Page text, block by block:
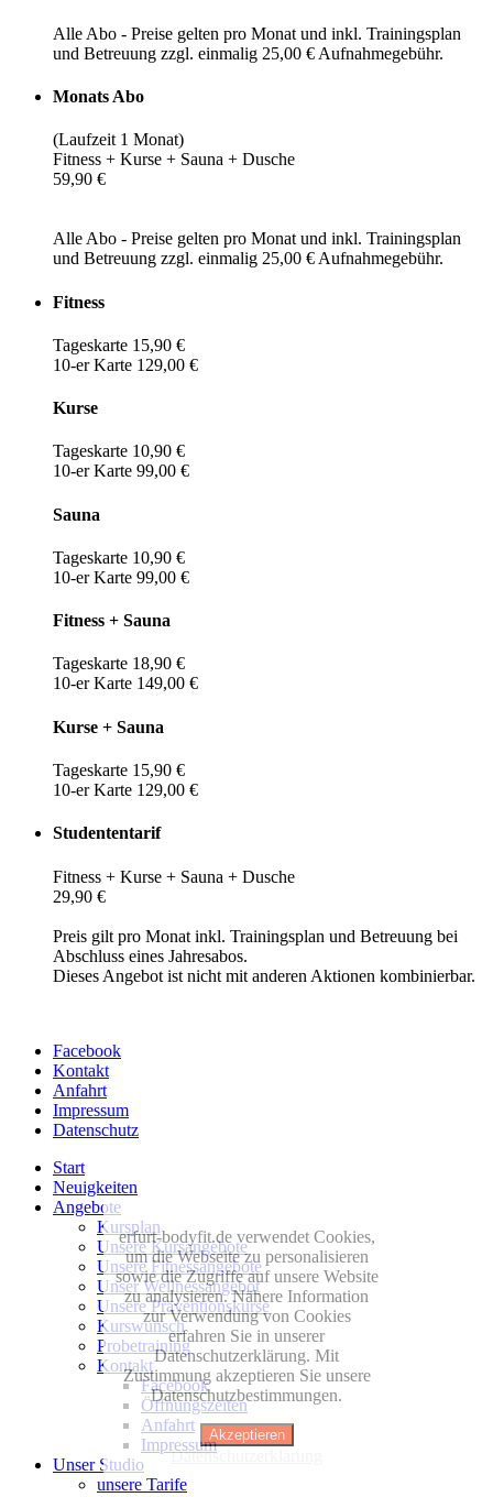
Alle Abo - Preise gelten pro Monat und inkl. Trainingsplan
und Betreuung zzgl. einmalig 25,00 € Aufnahmegebühr.
Monats Abo
(Laufzeit 1 Monat)
Fitness + Kurse + Sauna + Dusche
59,90 €
Alle Abo - Preise gelten pro Monat und inkl. Trainingsplan
und Betreuung zzgl. einmalig 25,00 € Aufnahmegebühr.
Fitness
Tageskarte 15,90 €
10-er Karte 129,00 €
Kurse
Tageskarte 10,90 €
10-er Karte 99,00 €
Sauna
Tageskarte 10,90 €
10-er Karte 99,00 €
Fitness + Sauna
Tageskarte 18,90 €
10-er Karte 149,00 €
Kurse + Sauna
Tageskarte 15,90 €
10-er Karte 129,00 €
Studententarif
Fitness + Kurse + Sauna + Dusche
29,90 €
Preis gilt pro Monat inkl. Trainingsplan und Betreuung bei
Abschluss eines Jahresabos.
Dieses Angebot ist nicht mit anderen Aktionen kombinierbar.
Facebook
Kontakt
Anfahrt
Impressum
Datenschutz
Start
Neuigkeiten
Angebote
Kursplan
Unsere Kursangebote
Unsere Fitnessangebote
Unser Wellnessangebot
Unsere Präventionskurse
Kurswunsch
Probetraining
Kontakt
Facebook
Öffnungszeiten
Anfahrt
Impressum
Unser Studio
unsere Tarife
erfurt-bodyfit.de verwendet Cookies,
um die Webseite zu personalisieren
sowie die Zugriffe auf unsere Website
zu analysieren. Nähere Information
zur Verwendung von Cookies
erfahren Sie in unserer
Datenschutzerklärung. Mit
Zustimmung akzeptieren Sie unsere
Datenschutzbestimmungen.
Akzeptieren
Datenschutzerklärung